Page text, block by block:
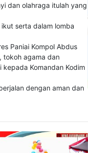
dan olahraga itulah yang
serta dalam lomba
Paniai Kompol Abdus
tokoh agama dan
Komandan Kodim
dengan aman dan